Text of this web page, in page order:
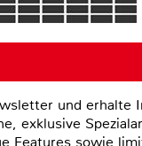
und erhalte
exklusive